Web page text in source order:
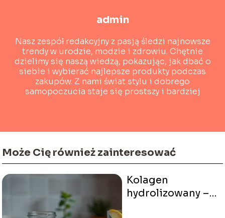
admin
Nasz zespół redakcyjny z pasją śledzi najnowsze
trendy w urodzie, modzie i zdrowiu. Chętnie
dzielimy się naszą wiedzą, pokazując, jak dbać o
siebie i wybierać najlepsze produkty podczas
zakupów. Z nami świat stylu i dobrego
samopoczucia staje się prostszy i bardziej
Może Cię również zainteresować
Kolagen
hydrolizowany –